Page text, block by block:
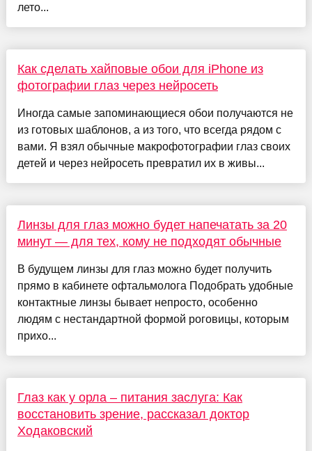
лето...
Как сделать хайповые обои для iPhone из
фотографии глаз через нейросеть
Иногда самые запоминающиеся обои получаются не
из готовых шаблонов, а из того, что всегда рядом с
вами. Я взял обычные макрофотографии глаз своих
детей и через нейросеть превратил их в живы...
Линзы для глаз можно будет напечатать за 20
минут — для тех, кому не подходят обычные
В будущем линзы для глаз можно будет получить
прямо в кабинете офтальмолога Подобрать удобные
контактные линзы бывает непросто, особенно
людям с нестандартной формой роговицы, которым
прихо...
Глаз как у орла – питания заслуга: Как
восстановить зрение, рассказал доктор
Ходаковский